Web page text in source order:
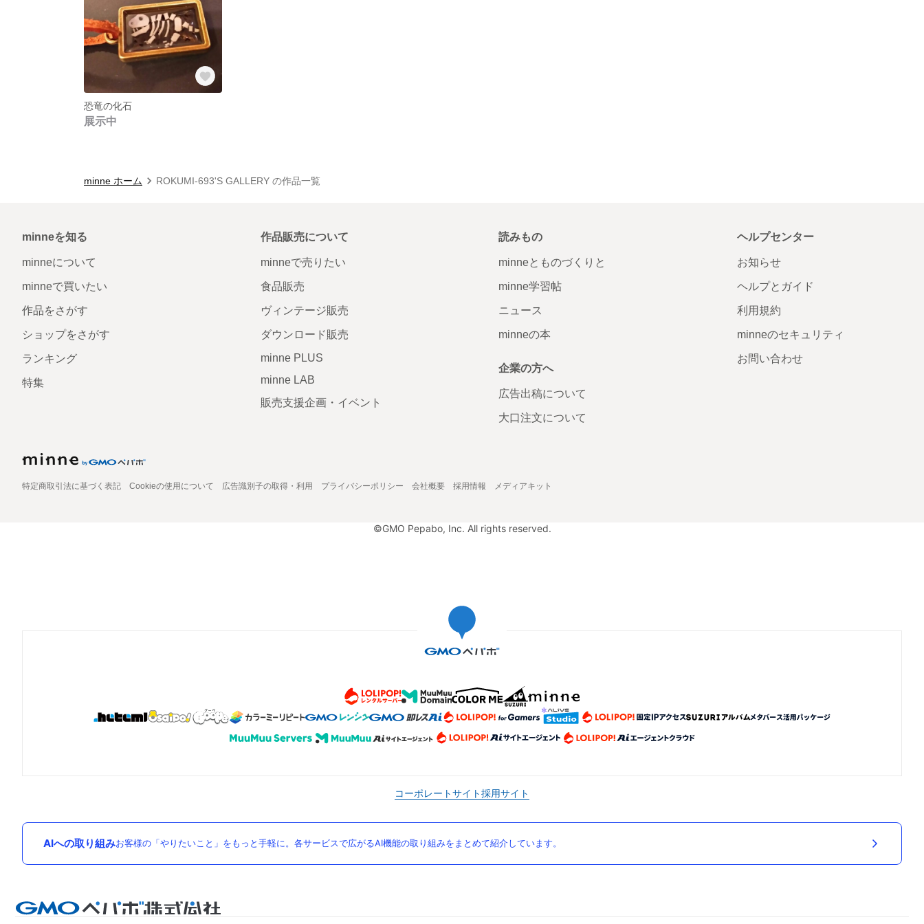
恐竜の化石
展示中
minne ホーム ROKUMI-693'S GALLERY の作品一覧
minneを知る
minneについて
minneで買いたい
作品をさがす
ショップをさがす
ランキング
特集
作品販売について
minneで売りたい
食品販売
ヴィンテージ販売
ダウンロード販売
minne PLUS
minne LAB
販売支援企画・イベント
読みもの
minneとものづくりと
minne学習帖
ニュース
minneの本
企業の方へ
広告出稿について
大口注文について
ヘルプセンター
お知らせ
ヘルプとガイド
利用規約
minneのセキュリティ
お問い合わせ
特定商取引法に基づく表記 Cookieの使用について 広告識別子の取得・利用 プライバシーポリシー 会社概要 採用情報 メディアキット
©GMO Pepabo, Inc. All rights reserved.
コーポレートサイト採用サイト
AIへの取り組みお客様の「やりたいこと」をもっと手軽に。各サービスで広がるAI機能の取り組みをまとめて紹介しています。